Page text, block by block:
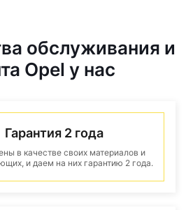
обслуживания и
Opel у нас
Гарантия 2 года
в качестве своих материалов и
и даем на них гарантию 2 года.